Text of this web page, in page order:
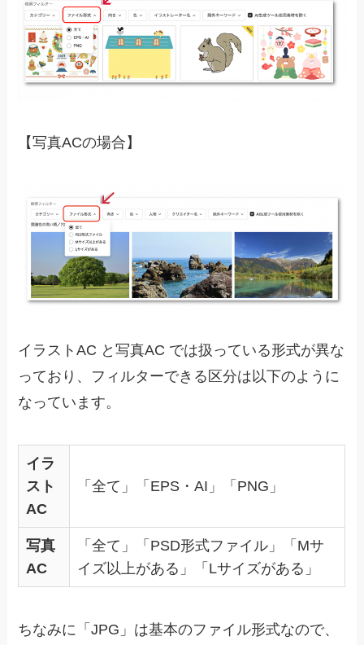
【写真ACの場合】
イラストAC と写真AC では扱っている形式が異な
っており、フィルターできる区分は以下のように
なっています。
イラ
スト
AC
「全て」「EPS・AI」「PNG」
写真
AC
「全て」「PSD形式ファイル」「Mサ
イズ以上がある」「Lサイズがある」
ちなみに「JPG」は基本のファイル形式なので、